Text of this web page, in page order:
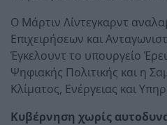
Ο Μάρτιν Λίντεγκαρντ
Επιχειρήσεων και
Έγκελουντ το υπουργείο
Ψηφιακής Πολιτικής και η
Κλίματος, Ενέργειας και
Κυβέρνηση χωρίς